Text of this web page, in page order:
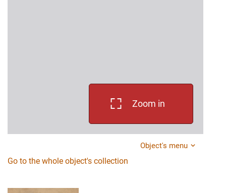
Zoom in
Object's menu
Go to the whole object's collection